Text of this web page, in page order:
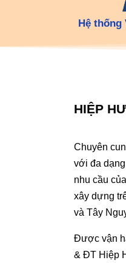
Hệ thống
HIỆP
Chuyên
với đa
nhu cầu
xây dựng
và Tây
Được vận
& ĐT Hiệp